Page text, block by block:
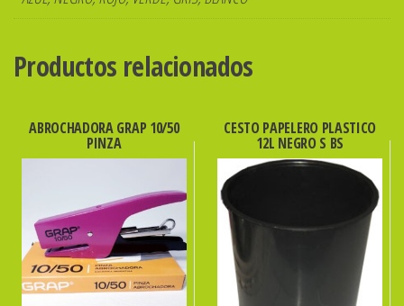
Productos relacionados
ABROCHADORA GRAP 10/50
PINZA
CESTO PAPELERO PLASTICO
12L NEGRO S BS